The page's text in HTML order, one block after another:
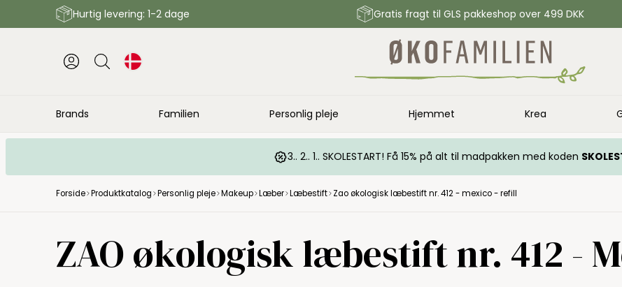
Hurtig levering: 1-2 dage Gratis fragt til GLS pakkeshop over 499 DKK
Brands Familien Personlig pleje Hjemmet Krea
3.. 2.. 1.. SKOLESTART! Få 15% på alt til madpakken med koden
Forside Produktkatalog Personlig pleje Makeup Læber Læbestift Zao økologisk læbestift nr. 412 - mexico - refill
ZAO økologisk læbestift nr. 412 -